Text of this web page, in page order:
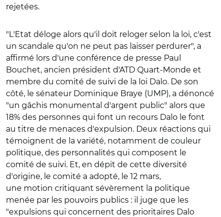
rejetées.
"L'Etat déloge alors qu'il doit reloger selon la loi, c'est
un scandale qu'on ne peut pas laisser perdurer", a
affirmé lors d'une conférence de presse Paul
Bouchet, ancien président d'ATD Quart-Monde et
membre du comité de suivi de la loi Dalo. De son
côté, le sénateur Dominique Braye (UMP), a dénoncé
"un gâchis monumental d'argent public" alors que
18% des personnes qui font un recours Dalo le font
au titre de menaces d'expulsion. Deux réactions qui
témoignent de la variété, notamment de couleur
politique, des personnalités qui composent le
comité de suivi. Et, en dépit de cette diversité
d'origine, le comité a adopté, le 12 mars,
une motion critiquant sévèrement la politique
menée par les pouvoirs publics : il juge que les
"expulsions qui concernent des prioritaires Dalo